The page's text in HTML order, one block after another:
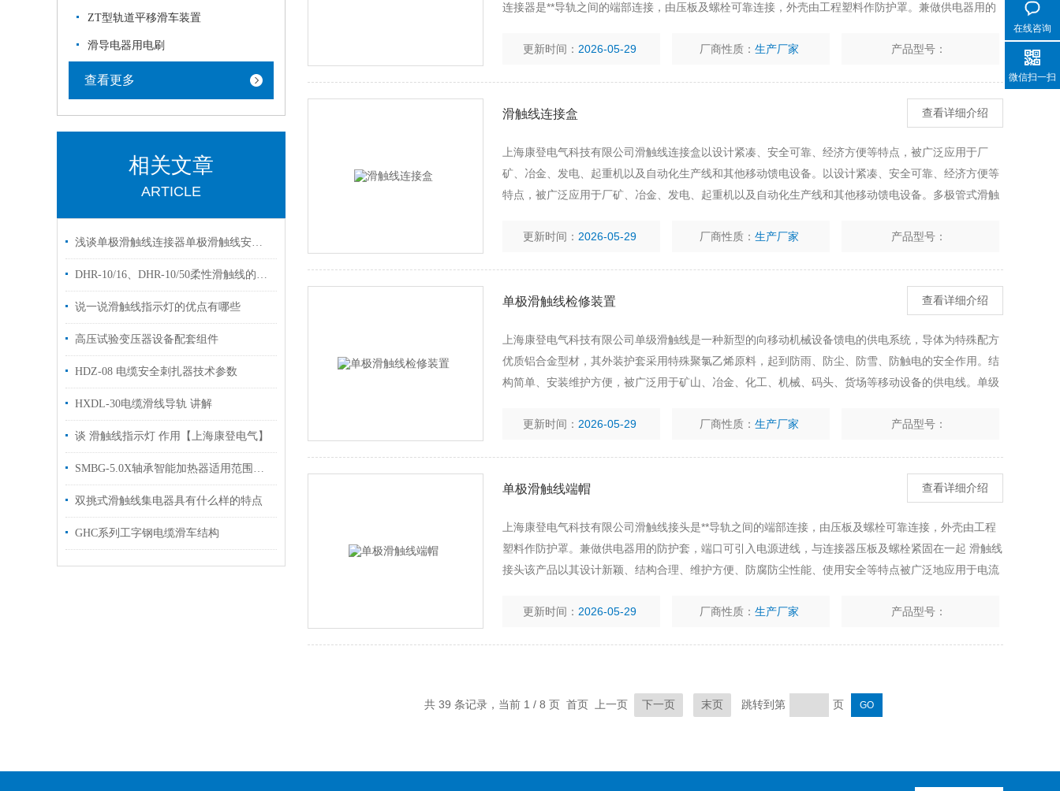
ZT型轨道平移滑车装置
滑导电器用电刷
查看更多
相关文章
ARTICLE
浅谈单极滑触线连接器单极滑触线安装配件
DHR-10/16、DHR-10/50柔性滑触线的维护与保养
说一说滑触线指示灯的优点有哪些
高压试验变压器设备配套组件
HDZ-08 电缆安全刺扎器技术参数
HXDL-30电缆滑线导轨 讲解
谈 滑触线指示灯 作用【上海康登电气】
SMBG-5.0X轴承智能加热器适用范围技术参数
双挑式滑触线集电器具有什么样的特点
GHC系列工字钢电缆滑车结构
连接器是**导轨之间的端部连接，由压板及螺栓可靠连接，外壳由工程塑料作防护罩。兼做供电器用的
更新时间： 2026-05-29 厂商性质：生产厂家 产品型号：
滑触线连接盒 查看详细介绍
上海康登电气科技有限公司滑触线连接盒以设计紧凑、安全可靠、经济方便等特点，被广泛应用于厂
矿、冶金、发电、起重机以及自动化生产线和其他移动馈电设备。以设计紧凑、安全可靠、经济方便等
特点，被广泛应用于厂矿、冶金、发电、起重机以及自动化生产线和其他移动馈电设备。多极管式滑触
更新时间： 2026-05-29 厂商性质：生产厂家 产品型号：
单极滑触线检修装置 查看详细介绍
上海康登电气科技有限公司单级滑触线是一种新型的向移动机械设备馈电的供电系统，导体为特殊配方
优质铝合金型材，其外装护套采用特殊聚氯乙烯原料，起到防雨、防尘、防雪、防触电的安全作用。结
构简单、安装维护方便，被广泛用于矿山、冶金、化工、机械、码头、货场等移动设备的供电线。单级
用特殊聚氯乙烯原料，起到防雨、防尘、防雪
更新时间： 2026-05-29 厂商性质：生产厂家 产品型号：
单极滑触线端帽 查看详细介绍
上海康登电气科技有限公司滑触线接头是**导轨之间的端部连接，由压板及螺栓可靠连接，外壳由工程
塑料作防护罩。兼做供电器用的防护套，端口可引入电源进线，与连接器压板及螺栓紧固在一起 滑触线
接头该产品以其设计新颖、结构合理、维护方便、防腐防尘性能、使用安全等特点被广泛地应用于电流
更新时间： 2026-05-29 厂商性质：生产厂家 产品型号：
共 39 条记录，当前 1 / 8 页 首页 上一页 下一页 末页 跳转到第 页
在线咨询
微信扫一扫